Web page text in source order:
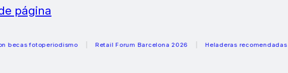
página
fotoperiodismo Retail Forum Barcelona 2026 Heladeras recomendadas verano